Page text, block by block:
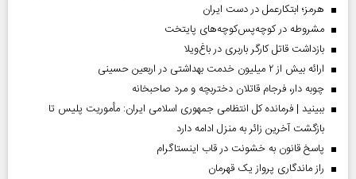
هرمز؛ ابتکارعمل در دست ایران
مشروطه در کوچه‌پس‌کوچه‌های پایتخت
بازداشت قاتل کارگر باربری در باغ‌ویلا
ارائه بیش از ۲ میلیون خدمت بهداشتی در اربعین حسینی
چوبه دار، فرجام قاتلان دختربچه و مرد صاحبخانه
ببینید | فرمانده کل انتظامی جمهوری اسلامی ایران­: مأموریت پلیس تا
بازگشت آخرین زائر به منزل ادامه دارد
پاسخ قانون به خشونت در قاب اینستاگرام
راز ماندگاری پرواز یک قهرمان